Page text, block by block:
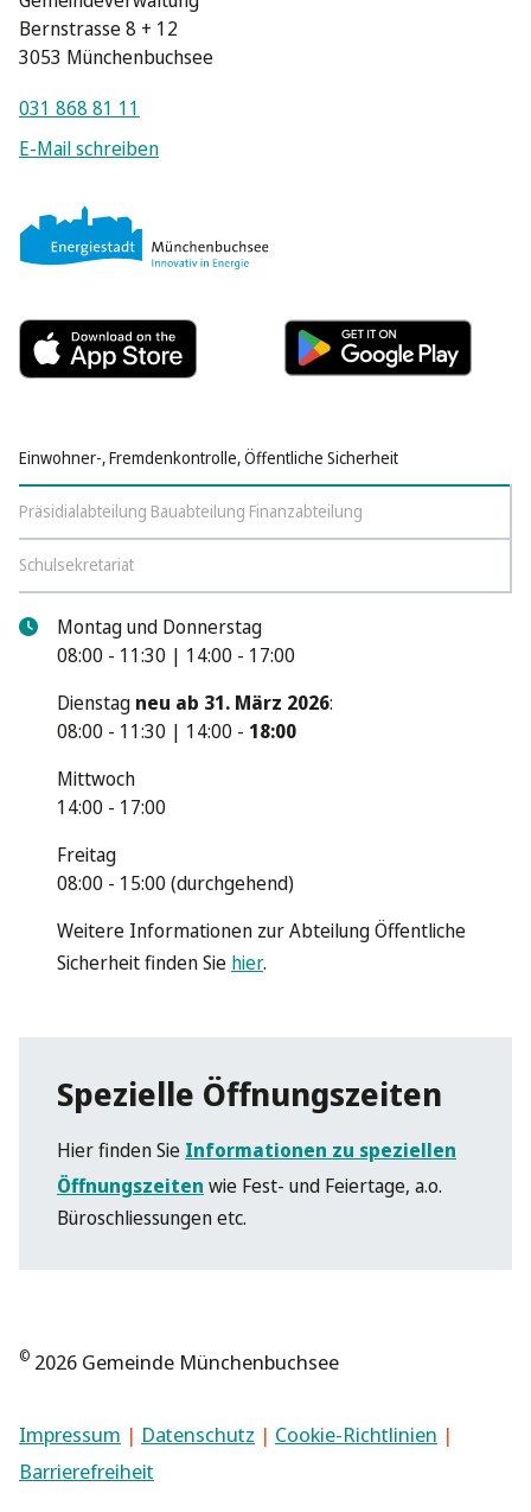
Bernstrasse 8 + 12
3053 Münchenbuchsee
031 868 81 11
E-Mail schreiben
Einwohner-, Fremdenkontrolle, Öffentliche Sicherheit
Präsidialabteilung Bauabteilung Finanzabteilung
Schulsekretariat
Montag und Donnerstag
08:00 - 11:30 | 14:00 - 17:00
Dienstag neu ab 31. März 2026:
08:00 - 11:30 | 14:00 - 18:00
Mittwoch
14:00 - 17:00
Freitag
08:00 - 15:00 (durchgehend)
Weitere Informationen zur Abteilung Öffentliche
Sicherheit finden Sie hier.
Spezielle Öffnungszeiten
Hier finden Sie Informationen zu speziellen
Öffnungszeiten wie Fest- und Feiertage, a.o.
Büroschliessungen etc.
© 2026 Gemeinde Münchenbuchsee
Impressum | Datenschutz | Cookie-Richtlinien |
Barrierefreiheit